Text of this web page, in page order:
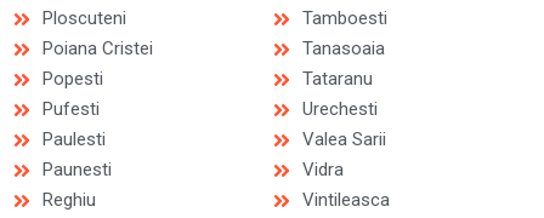
Ploscuteni
Poiana Cristei
Popesti
Pufesti
Paulesti
Paunesti
Reghiu
Tamboesti
Tanasoaia
Tataranu
Urechesti
Valea Sarii
Vidra
Vintileasca